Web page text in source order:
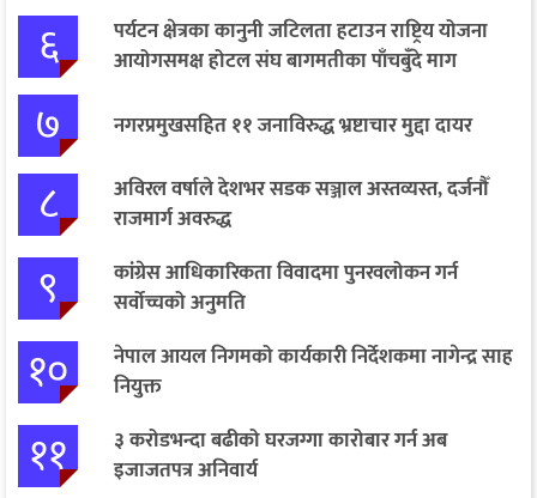
६
पर्यटन क्षेत्रका कानुनी जटिलता हटाउन राष्ट्रिय योजना
आयोगसमक्ष होटल संघ बागमतीका पाँचबुँदे माग
७ नगरप्रमुखसहित ११ जनाविरुद्ध भ्रष्टाचार मुद्दा दायर
८
अविरल वर्षाले देशभर सडक सञ्जाल अस्तव्यस्त, दर्जनौँ
राजमार्ग अवरुद्ध
९
कांग्रेस आधिकारिकता विवादमा पुनरवलोकन गर्न
सर्वोच्चको अनुमति
१०
नेपाल आयल निगमको कार्यकारी निर्देशकमा नागेन्द्र साह
नियुक्त
११
३ करोडभन्दा बढीको घरजग्गा कारोबार गर्न अब
इजाजतपत्र अनिवार्य